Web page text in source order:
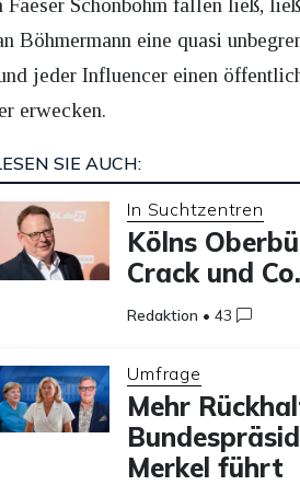
Faeser Schönbohm fallen ließ,
Böhmermann eine quasi
jeder Influencer einen
erwecken.
SIE AUCH:
In Suchtzentren
Kölns
Crack und
Redaktion •43
Umfrage
Mehr
Merkel führt